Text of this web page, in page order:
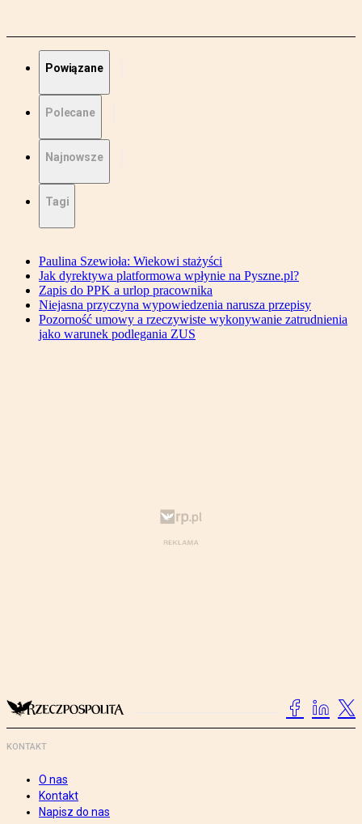
Powiązane
Polecane
Najnowsze
Tagi
Paulina Szewioła: Wiekowi stażyści
Jak dyrektywa platformowa wpłynie na Pyszne.pl?
Zapis do PPK a urlop pracownika
Niejasna przyczyna wypowiedzenia narusza przepisy
Pozorność umowy a rzeczywiste wykonywanie zatrudnienia
jako warunek podlegania ZUS
KONTAKT
O nas
Kontakt
Napisz do nas